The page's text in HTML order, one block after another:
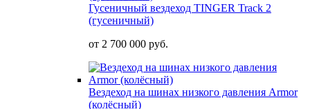
Гусеничный вездеход TINGER Track 2
(гусеничный)
от 2 700 000 руб.
Вездеход на шинах низкого давления Armor
(колёсный)